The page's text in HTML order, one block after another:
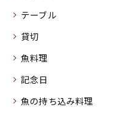
テーブル
貸切
魚料理
記念日
魚の持ち込み料理